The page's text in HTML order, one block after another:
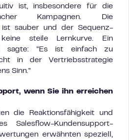
ist, insbesondere für die
Kampagnen. Die
ist sauber und der Sequenz-
steile Lernkurve. Ein
sagte: “Es ist einfach zu
in der Vertriebsstrategie
Sinn.”
wenn Sie ihn erreichen
die Reaktionsfähigkeit und
Salesflow-Kundensupport-
erwähnten speziell,